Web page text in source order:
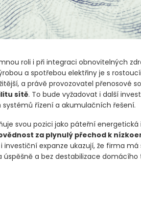
roli i při integraci obnovitelných
a spotřebou elektřiny je s
a právě provozovatel přenosové
sítě. To bude vyžadovat i další
řízení a akumulačních řešení.
svou pozici jako páteřní
za plynulý přechod k
investiční expanze ukazují, že firma má
a bez destabilizace domácího
inkasoval miliardy z daní i dividend
inkasoval miliardy z daní i dividend